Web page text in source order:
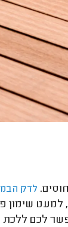
לדק
, למעט שימון
לכם ללכת